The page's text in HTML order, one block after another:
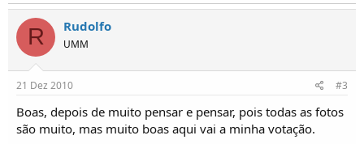
R Rudolfo
UMM
21 Dez 2010 #3
Boas, depois de muito pensar e pensar, pois todas as fotos
são muito, mas muito boas aqui vai a minha votação.